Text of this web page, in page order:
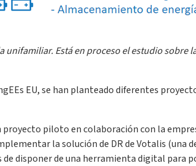
Está en proceso el estudio
EU, se han planteado diferentes
piloto en colaboración con la
la solución de DR de Votalis
disponer de una herramienta digital para